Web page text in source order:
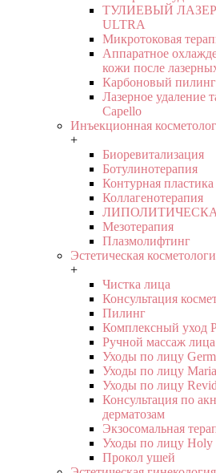
ТУЛИЕВЫЙ ЛАЗЕР
ULTRA
Микротоковая
Аппаратное
кожи после
Карбоновый пилинг
Лазерное удаление
Capello
Инъекционная
+
Биоревитализация
Ботулинотерапия
Контурная пластика
Коллагенотерапия
Мезотерапия
Плазмолифтинг
Эстетическая
+
Чистка лица
Консультация
Пилинг
Комплексный уход
Ручной массаж лица
Уходы по лицу
Уходы по лицу
Уходы по лицу
Консультация по
дерматозам
Экзосомальная
Уходы по лицу Holy
Прокол ушей